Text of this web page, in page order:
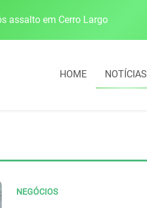
assalto em Cerro Largo
HOME NOTÍCIAS
NEGÓCIOS